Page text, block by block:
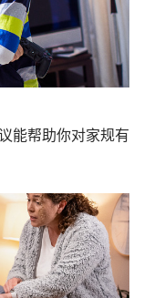
能帮助你对家规有